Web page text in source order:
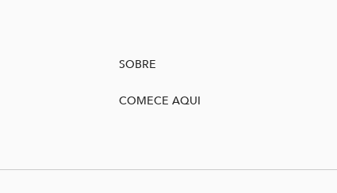
SOBRE
COMECE AQUI